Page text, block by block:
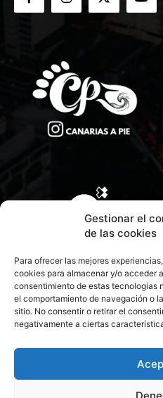
Gestionar el
de las cookies
Para ofrecer las mejores
cookies para almacenar y/o acceder
consentimiento de estas tecnologías
el comportamiento de navegación o
sitio. No consentir o retirar el
negativamente a ciertas
CONTACTA CON NOSOTROS